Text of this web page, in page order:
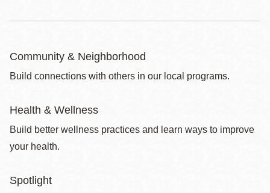
Community & Neighborhood
Build connections with others in our local programs.
Health & Wellness
Build better wellness practices and learn ways to improve
your health.
Spotlight